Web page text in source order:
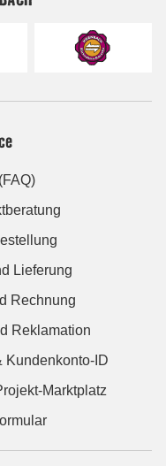
Lieferung
Rechnung
Reklamation
Kundenkonto-ID
Marktplatz